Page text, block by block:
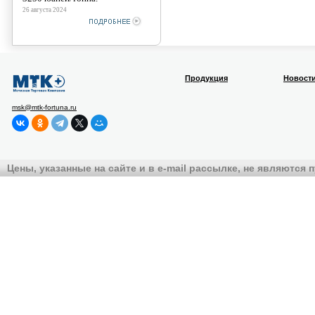
26 августа 2024
msk@mtk-fortuna.ru
Продукция
Цены, указанные на сайте и в e-mail рассылке, не являются